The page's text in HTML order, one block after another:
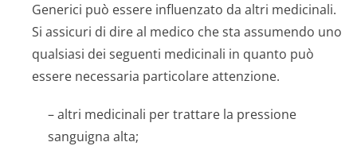
Generici può essere influenzato da altri medicinali.
Si assicuri di dire al medico che sta assumendo uno
qualsiasi dei seguenti medicinali in quanto può
essere necessaria particolare attenzione.
– altri medicinali per trattare la pressione
sanguigna alta;